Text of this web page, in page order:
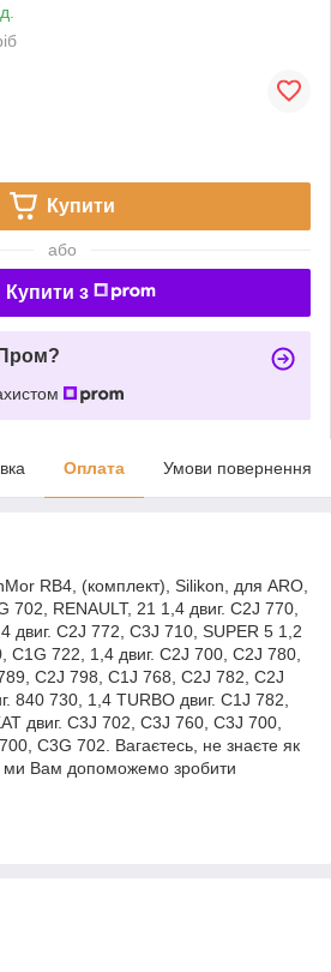
Купити
або
Купити з
Оплата Умови повернення
RB4, (комплект), Silikon, для ARO,
702, RENAULT, 21 1,4 двиг. C2J 770,
двиг. C2J 772, C3J 710, SUPER 5 1,2
C1G 722, 1,4 двиг. C2J 700, C2J 780,
C2J 798, C1J 768, C2J 782, C2J
840 730, 1,4 TURBO двиг. C1J 782,
двиг. C3J 702, C3J 760, C3J 700,
C3G 702. Вагаєтесь, не знаєте як
ми Вам допоможемо зробити